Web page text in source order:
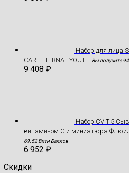
Hабор для лица
CARE ETERNAL YOUTH Вы получите
9 408 ₽
Набор CVIT 5
витамином С и миниатюра Флюид
69.52 Вити Баллов
6 952 ₽
Скидки